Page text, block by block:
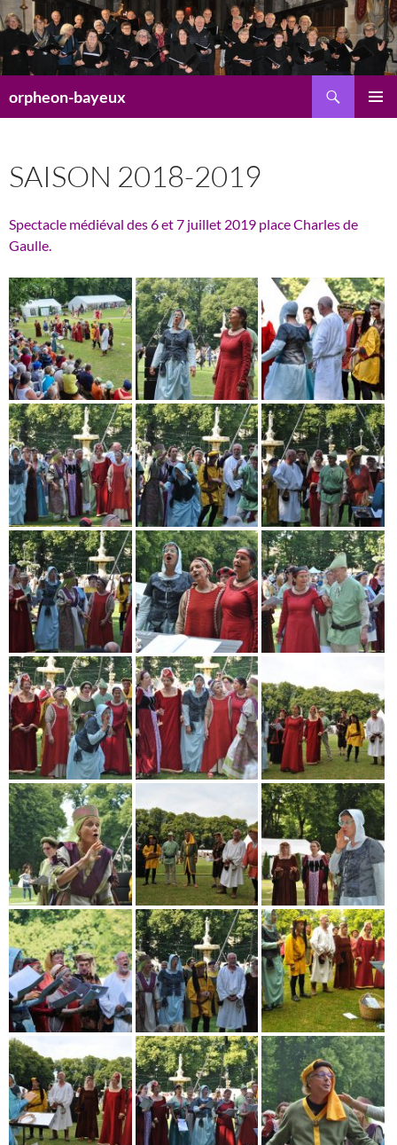
Aller
au
contenu
orpheon-bayeux
SAISON 2018-2019
Spectacle médiéval des 6 et 7 juillet 2019 place Charles de
Gaulle.